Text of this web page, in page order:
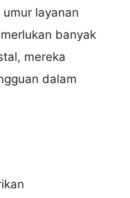
layanan
banyak
mereka
dalam